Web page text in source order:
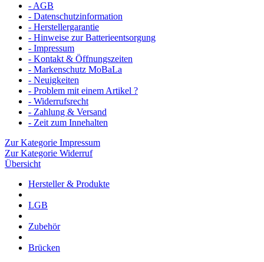
- AGB
- Datenschutzinformation
- Herstellergarantie
- Hinweise zur Batterieentsorgung
- Impressum
- Kontakt & Öffnungszeiten
- Markenschutz MoBaLa
- Neuigkeiten
- Problem mit einem Artikel ?
- Widerrufsrecht
- Zahlung & Versand
- Zeit zum Innehalten
Zur Kategorie Impressum
Zur Kategorie Widerruf
Übersicht
Hersteller & Produkte
LGB
Zubehör
Brücken